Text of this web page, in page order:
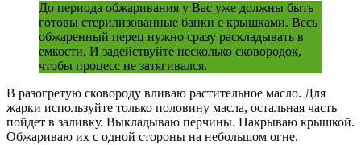
До периода обжаривания у Вас уже должны быть
готовы стерилизованные банки с крышками. Весь
обжаренный перец нужно сразу раскладывать в
емкости. И задействуйте несколько сковородок,
чтобы процесс не затягивался.
В разогретую сковороду вливаю растительное масло. Для
жарки используйте только половину масла, остальная часть
пойдет в заливку. Выкладываю перчины. Накрываю крышкой.
Обжариваю их с одной стороны на небольшом огне.